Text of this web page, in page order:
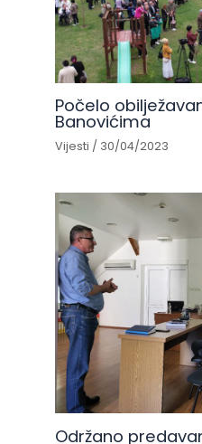
Počelo
Banovićima
Vijesti / 30/04/2023
Održano